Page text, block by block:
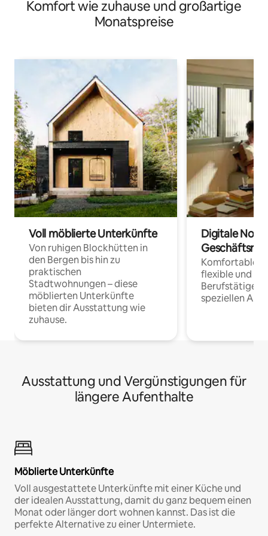
Edinburgh entfernt
Komfort wie zuhause und großartige
Monatspreise
Voll möblierte Unterkünfte
Von ruhigen Blockhütten in
den Bergen bis hin zu
praktischen
Stadtwohnungen – diese
möblierten Unterkünfte
bieten dir Ausstattung wie
zuhause.
Digitale
Komfortable
flexible und
Berufstätige
speziellen
Ausstattung und Vergünstigungen für
längere Aufenthalte
Möblierte Unterkünfte
Voll ausgestattete Unterkünfte mit einer Küche und
der idealen Ausstattung, damit du ganz bequem einen
Monat oder länger dort wohnen kannst. Das ist die
perfekte Alternative zu einer Untermiete.